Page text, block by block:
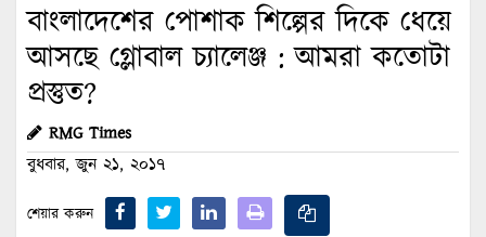
বাংলাদেশের পোশাক শিল্পের দিকে ধেয়ে
আসছে গ্লোবাল চ্যালেঞ্জ : আমরা কতোটা
প্রস্তুত?
RMG Times
বুধবার, জুন ২১, ২০১৭
শেয়ার করুন